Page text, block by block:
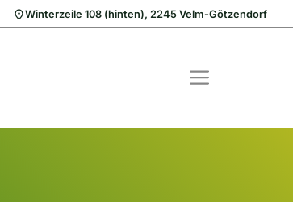
Winterzeile 108 (hinten), 2245 Velm-Götzendorf
MENÜ